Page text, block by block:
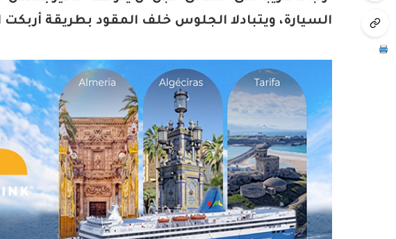
السيارة، ويتبادلا الجلوس خلف المقود بطريقة